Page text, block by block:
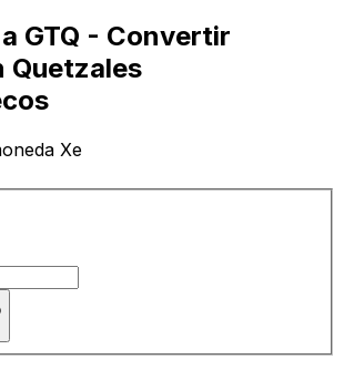
GTQ - Convertir
Quetzales
Xe